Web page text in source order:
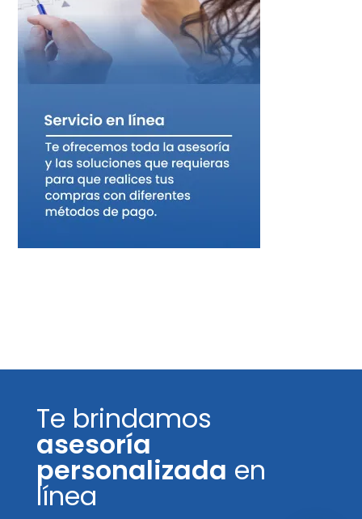
Te brindamos
asesoría
personalizada en
línea